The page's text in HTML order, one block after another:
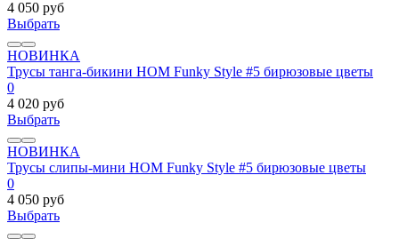
4 050 руб
Выбрать
НОВИНКА
Трусы танга-бикини HOM Funky Style #5 бирюзовые цветы
0
4 020 руб
Выбрать
НОВИНКА
Трусы слипы-мини HOM Funky Style #5 бирюзовые цветы
0
4 050 руб
Выбрать